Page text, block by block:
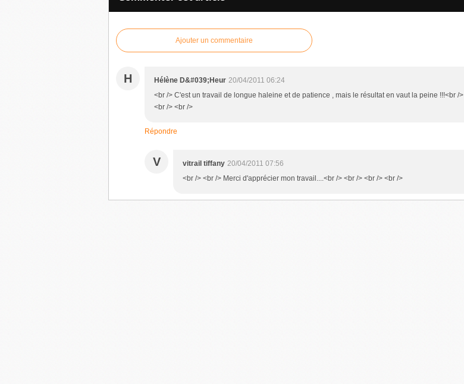
Ajouter un commentaire
H Hélène D&#039;Heur 20/04/2011 06:24
<br /> C'est un travail de longue haleine et de patience , mais le résultat en vaut la peine !!!<br />
<br /> <br />
Répondre
V vitrail tiffany 20/04/2011 07:56
<br /> <br /> Merci d'apprécier mon travail....<br /> <br /> <br /> <br />